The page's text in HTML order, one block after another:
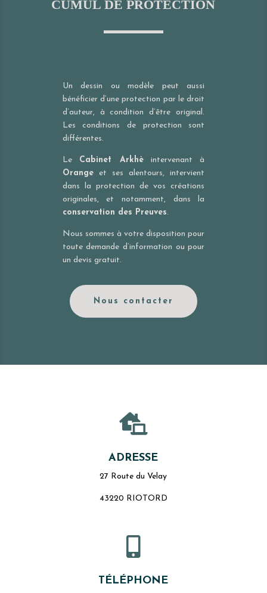
CUMUL DE PROTECTION
Un dessin ou modèle peut aussi
bénéficier d’une protection par le droit
d’auteur, à condition d’être original.
Les conditions de protection sont
différentes.
Le Cabinet Arkhèintervenant à
Orangeet ses alentours, intervient
dans la protection de vos créations
originales, et notamment, dans la
conservation des Preuves.
Nous sommes à votre disposition pour
toute demande d’information ou pour
un devis gratuit.
Nous contacter

ADRESSE
27 Route du Velay
43220 RIOTORD

TÉLÉPHONE